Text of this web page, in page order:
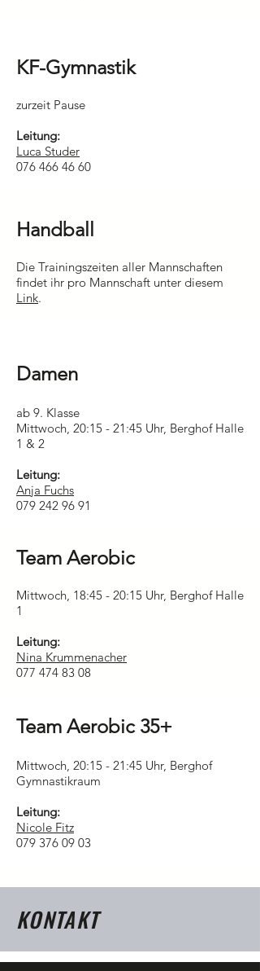
KF-Gymnastik
zurzeit Pause
Leitung:
Luca Studer
076 466 46 60
Handball
Die Trainingszeiten aller Mannschaften
findet ihr pro Mannschaft unter diesem
Link.
Damen
ab 9. Klasse
Mittwoch, 20:15 - 21:45 Uhr, Berghof Halle
1 & 2
Leitung:
Anja Fuchs
079 242 96 91
Team Aerobic
Mittwoch, 18:45 - 20:15 Uhr, Berghof Halle
1
Leitung:
Nina Krummenacher
077 474 83 08
Team Aerobic 35+
Mittwoch, 20:15 - 21:45 Uhr, Berghof
Gymnastikraum
Leitung:
Nicole Fitz
079 376 09 03
KONTAKT